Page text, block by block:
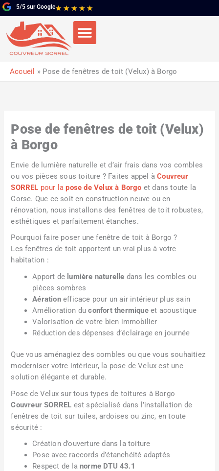
Aller
au
contenu
5/5 sur Google★ ★ ★ ★ ★Noté
5
5
Accueil Pose de fenêtres de toit (Velux) à Borgo
Pose de fenêtres de toit (Velux)
à Borgo
Envie de lumière naturelle et d’air frais dans vos combles
ou vos pièces sous toiture ? Faites appel àCouvreur
SORREL pour lapose de Velux à Borgo et dans toute la
Corse. Que ce soit en construction neuve ou en
rénovation, nous installons des fenêtres de toit robustes,
esthétiques et parfaitement étanches.
Pourquoi faire poser une fenêtre de toit à Borgo ?
Les fenêtres de toit apportent un vrai plus à votre
habitation :
Apport de lumière naturelle dans les combles ou
pièces sombres
Aérationefficace pour un air intérieur plus sain
Amélioration duconfort thermiqueet acoustique
Valorisation de votre bien immobilier
Réduction des dépenses d’éclairage en journée
Que vous aménagiez des combles ou que vous souhaitiez
moderniser votre intérieur, la pose de Velux est une
solution élégante et durable.
Pose de Velux sur tous types de toitures à Borgo
Couvreur SORREL est spécialisé dans l’installation de
fenêtres de toit sur tuiles, ardoises ou zinc, en toute
sécurité :
Création d’ouverture dans la toiture
Pose avec raccords d’étanchéité adaptés
Respect de lanorme DTU 43.1